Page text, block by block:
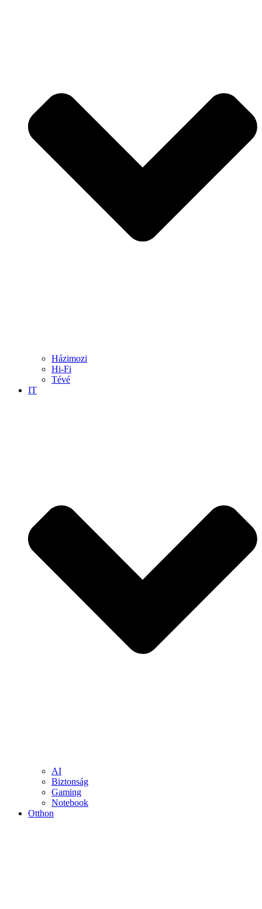
Házimozi
Hi-Fi
Tévé
IT
AI
Biztonság
Gaming
Notebook
Otthon